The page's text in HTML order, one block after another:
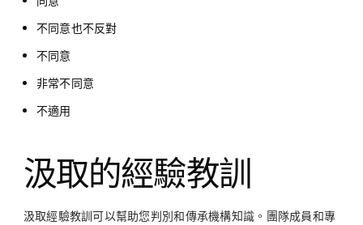
不同意也不反對
不同意
非常不同意
不適用
汲取的經驗教訓
汲取經驗教訓可以幫助您判別和傳承機構知識。團隊成員和專